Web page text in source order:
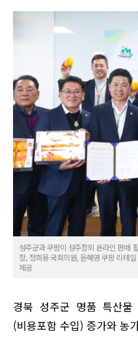
성주군과 쿠팡이 성주참외 온라인 판매
장, 정희용 국회의원, 윤혜영 쿠팡 리테
제공
경북 성주군 명품 특산
(비용포함 수입) 증가와 농